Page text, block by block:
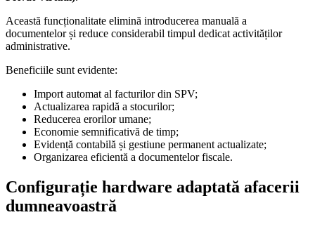
Această funcționalitate elimină introducerea manuală a
documentelor și reduce considerabil timpul dedicat activităților
administrative.
Beneficiile sunt evidente:
Import automat al facturilor din SPV;
Actualizarea rapidă a stocurilor;
Reducerea erorilor umane;
Economie semnificativă de timp;
Evidență contabilă și gestiune permanent actualizate;
Organizarea eficientă a documentelor fiscale.
Configurație hardware adaptată afacerii
dumneavoastră